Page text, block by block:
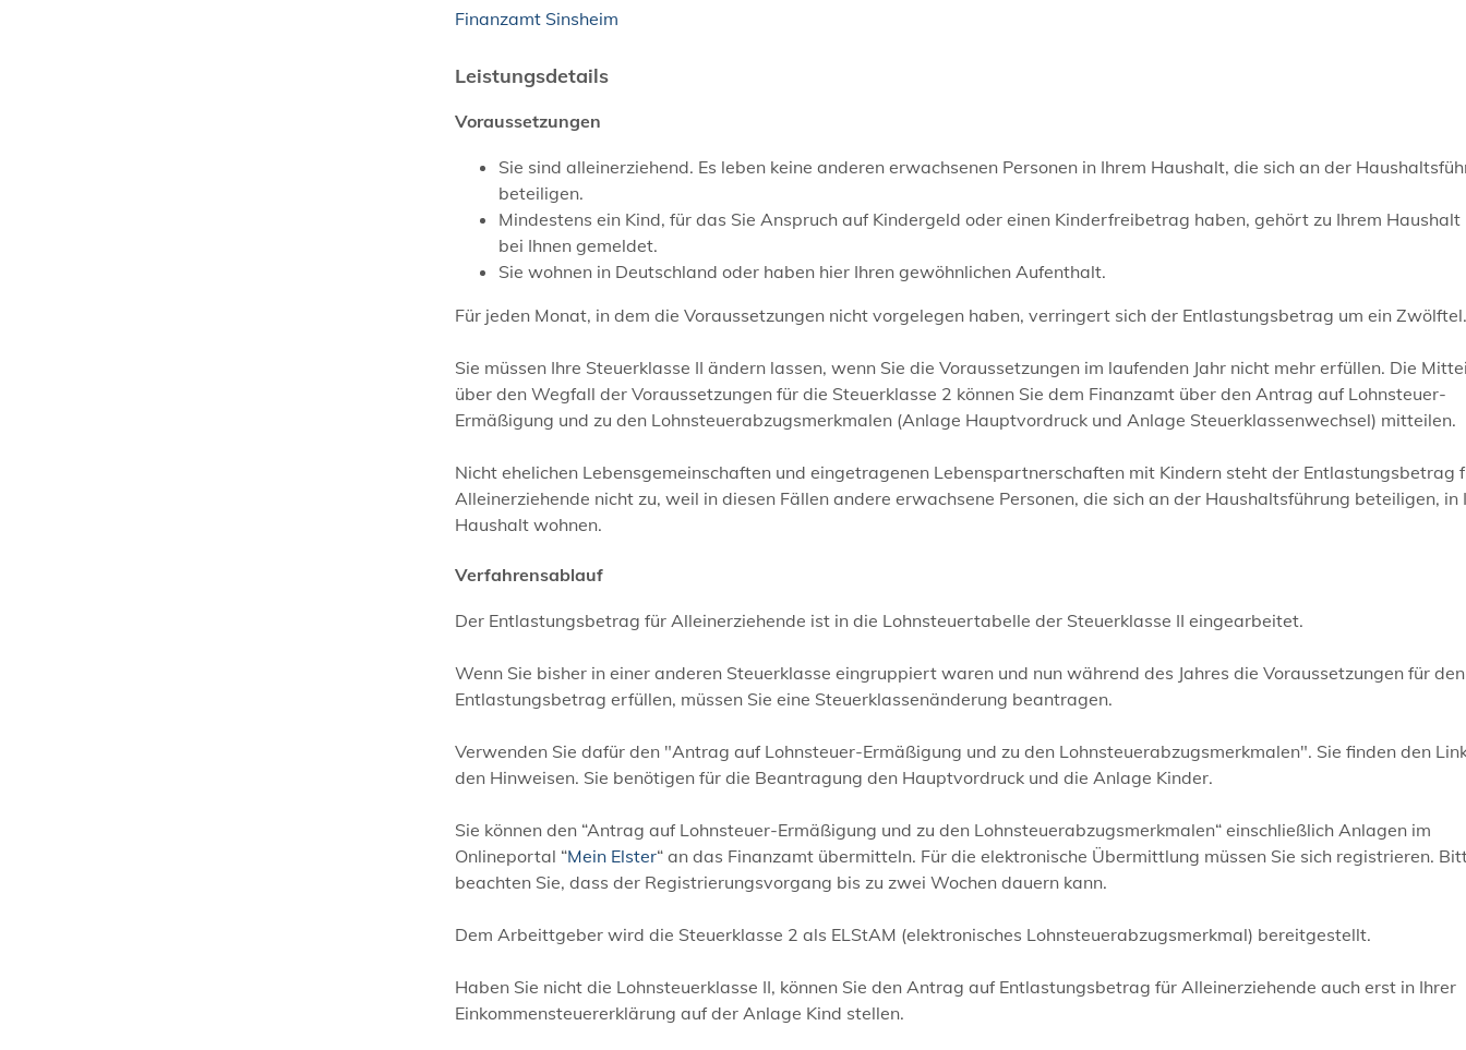
Finanzamt Sinsheim
Leistungsdetails
Voraussetzungen
Sie sind alleinerziehend. Es leben keine anderen erwachsenen Personen in Ihrem Haushalt, die sich an der
beteiligen.
Mindestens ein Kind, für das Sie Anspruch auf Kindergeld oder einen Kinderfreibetrag haben, gehört zu Ihrem Haushalt
bei Ihnen gemeldet.
Sie wohnen in Deutschland oder haben hier Ihren gewöhnlichen Aufenthalt.
Für jeden Monat, in dem die Voraussetzungen nicht vorgelegen haben, verringert sich der Entlastungsbetrag um ein Zwölftel.
Sie müssen Ihre Steuerklasse II ändern lassen, wenn Sie die Voraussetzungen im laufenden Jahr nicht mehr erfüllen. Die
über den Wegfall der Voraussetzungen für die Steuerklasse 2 können Sie dem Finanzamt über den Antrag auf Lohnsteuer-
Ermäßigung und zu den Lohnsteuerabzugsmerkmalen (Anlage Hauptvordruck und Anlage Steuerklassenwechsel) mitteilen.
Nicht ehelichen Lebensgemeinschaften und eingetragenen Lebenspartnerschaften mit Kindern steht der Entlastungsbetrag
Alleinerziehende nicht zu, weil in diesen Fällen andere erwachsene Personen, die sich an der Haushaltsführung beteiligen, in
Haushalt wohnen.
Verfahrensablauf
Der Entlastungsbetrag für Alleinerziehende ist in die Lohnsteuertabelle der Steuerklasse II eingearbeitet.
Wenn Sie bisher in einer anderen Steuerklasse eingruppiert waren und nun während des Jahres die Voraussetzungen für den
Entlastungsbetrag erfüllen, müssen Sie eine Steuerklassenänderung beantragen.
Verwenden Sie dafür den "Antrag auf Lohnsteuer-Ermäßigung und zu den Lohnsteuerabzugsmerkmalen". Sie finden den
den Hinweisen. Sie benötigen für die Beantragung den Hauptvordruck und die Anlage Kinder.
Sie können den “Antrag auf Lohnsteuer-Ermäßigung und zu den Lohnsteuerabzugsmerkmalen“ einschließlich Anlagen im
Onlineportal “Mein Elster“ an das Finanzamt übermitteln. Für die elektronische Übermittlung müssen Sie sich registrieren.
beachten Sie, dass der Registrierungsvorgang bis zu zwei Wochen dauern kann.
Dem Arbeittgeber wird die Steuerklasse 2 als ELStAM (elektronisches Lohnsteuerabzugsmerkmal) bereitgestellt.
Haben Sie nicht die Lohnsteuerklasse II, können Sie den Antrag auf Entlastungsbetrag für Alleinerziehende auch erst in Ihrer
Einkommensteuererklärung auf der Anlage Kind stellen.